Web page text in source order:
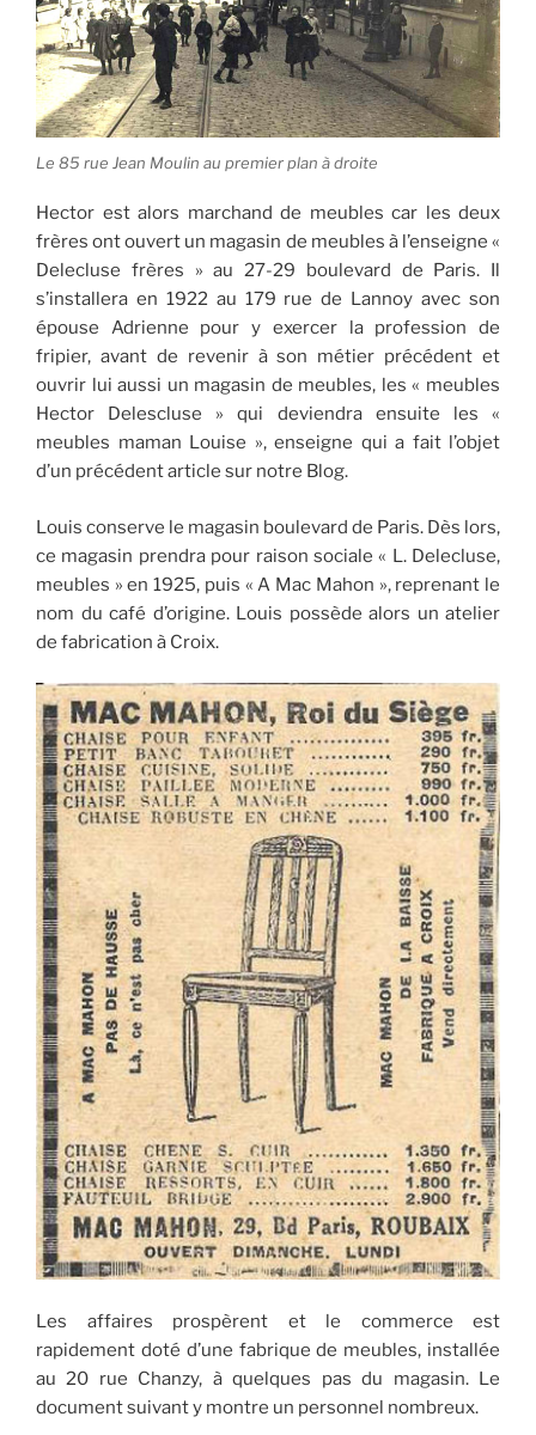
Le 85 rue Jean Moulin au premier plan à droite
Hector est alors marchand de meubles car les deux
frères ont ouvert un magasin de meubles à l’enseigne «
Delecluse frères » au 27-29 boulevard de Paris. Il
s’installera en 1922 au 179 rue de Lannoy avec son
épouse Adrienne pour y exercer la profession de
fripier, avant de revenir à son métier précédent et
ouvrir lui aussi un magasin de meubles, les « meubles
Hector Delescluse » qui deviendra ensuite les «
meubles maman Louise », enseigne qui a fait l’objet
d’un précédent article sur notre Blog.
Louis conserve le magasin boulevard de Paris. Dès lors,
ce magasin prendra pour raison sociale « L. Delecluse,
meubles » en 1925, puis « A Mac Mahon », reprenant le
nom du café d’origine. Louis possède alors un atelier
de fabrication à Croix.
Les affaires prospèrent et le commerce est
rapidement doté d’une fabrique de meubles, installée
au 20 rue Chanzy, à quelques pas du magasin. Le
document suivant y montre un personnel nombreux.